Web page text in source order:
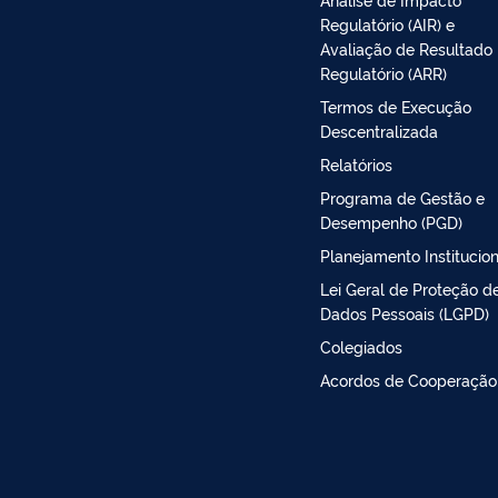
Regulatório (AIR) e
Avaliação de Resultado
Regulatório (ARR)
Termos de Execução
Descentralizada
Relatórios
Programa de Gestão e
Desempenho (PGD)
Planejamento
Lei Geral de Proteção
Dados Pessoais (LGPD)
Colegiados
Acordos de Cooperação